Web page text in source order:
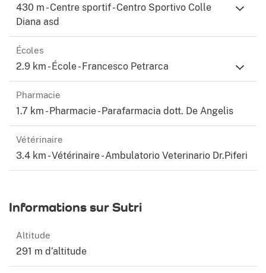
430 m - Centre sportif - Centro Sportivo Colle
Diana asd
Écoles
2.9 km - École - Francesco Petrarca
Pharmacie
1.7 km - Pharmacie - Parafarmacia dott. De Angelis
Vétérinaire
3.4 km - Vétérinaire - Ambulatorio Veterinario Dr.Piferi
Informations sur Sutri
Altitude
291 m d’altitude